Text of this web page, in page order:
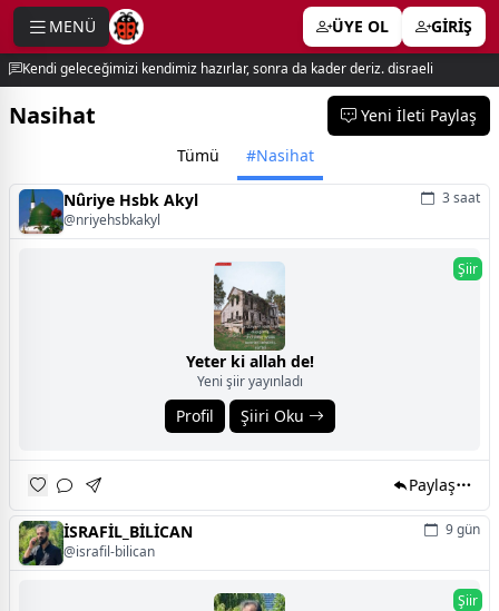
MENÜ ÜYE OL GİRİŞ
Kendi geleceğimizi kendimiz hazırlar, sonra da kader deriz. disraeli
Nasihat
Yeni İleti Paylaş
Tümü
#Nasihat
Nûriye Hsbk Akyl
@nriyehsbkakyl
3 saat
Şiir
Yeter ki allah de!
Yeni şiir yayınladı
Profil Şiiri Oku
Paylaş
İSRAFİL_BİLİCAN
@israfil-bilican
9 gün
Şiir
menu